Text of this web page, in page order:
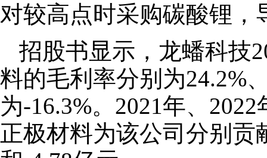
对较高点时采购碳酸锂，
招股书显示，龙蟠科技
料的毛利率分别为24.2%
为-16.3%。2021年、
正极材料为该公司分别贡